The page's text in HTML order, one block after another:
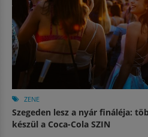
ZENE
Szegeden lesz a nyár fináléja:
készül a Coca-Cola SZIN